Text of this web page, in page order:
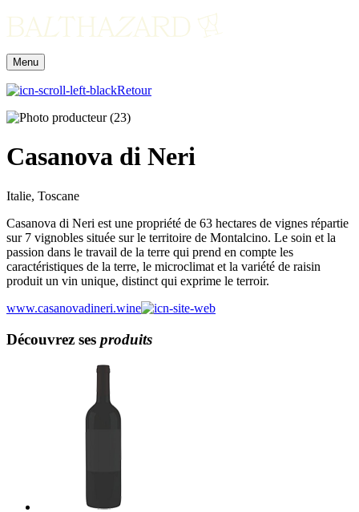
Menu
Retour
Casanova di Neri
Italie, Toscane
Casanova di Neri est une propriété de 63 hectares de vignes répartie
sur 7 vignobles située sur le territoire de Montalcino. Le soin et la
passion dans le travail de la terre qui prend en compte les
caractéristiques de la terre, le microclimat et la variété de raisin
produit un vin unique, distinct qui exprime le terroir.
www.casanovadineri.wine
Découvrez ses produits